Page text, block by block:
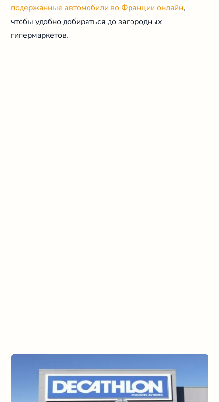
подержанные автомобили во Франции онлайн,
чтобы удобно добираться до загородных
гипермаркетов.